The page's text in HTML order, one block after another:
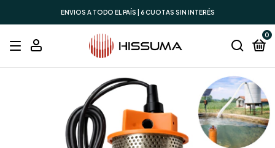
ENVIOS A TODO EL PAÍS | 6 CUOTAS SIN INTERÉS
0